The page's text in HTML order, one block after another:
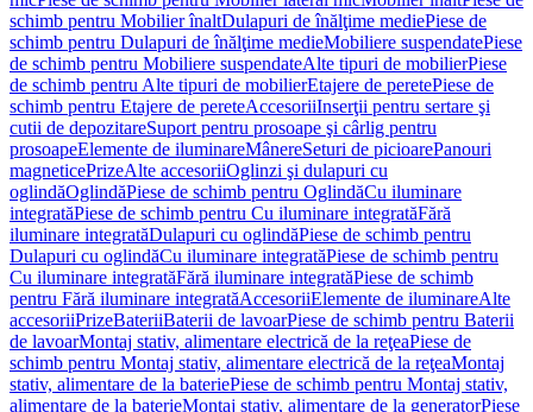
schimb pentru Mobilier înaltDulapuri de înălţime mediePiese de
schimb pentru Dulapuri de înălţime medieMobiliere suspendatePiese
de schimb pentru Mobiliere suspendateAlte tipuri de mobilierPiese
de schimb pentru Alte tipuri de mobilierEtajere de peretePiese de
schimb pentru Etajere de pereteAccesoriiInserţii pentru sertare şi
cutii de depozitareSuport pentru prosoape şi cârlig pentru
prosoapeElemente de iluminareMânereSeturi de picioarePanouri
magneticePrizeAlte accesoriiOglinzi şi dulapuri cu
oglindăOglindăPiese de schimb pentru OglindăCu iluminare
integratăPiese de schimb pentru Cu iluminare integratăFără
iluminare integratăDulapuri cu oglindăPiese de schimb pentru
Dulapuri cu oglindăCu iluminare integratăPiese de schimb pentru
Cu iluminare integratăFără iluminare integratăPiese de schimb
pentru Fără iluminare integratăAccesoriiElemente de iluminareAlte
accesoriiPrizeBateriiBaterii de lavoarPiese de schimb pentru Baterii
de lavoarMontaj stativ, alimentare electrică de la reţeaPiese de
schimb pentru Montaj stativ, alimentare electrică de la reţeaMontaj
stativ, alimentare de la bateriePiese de schimb pentru Montaj stativ,
alimentare de la baterieMontaj stativ, alimentare de la generatorPiese